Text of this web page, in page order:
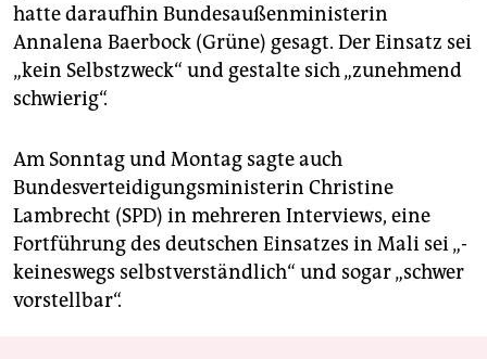
hatte daraufhin Bundesaußenministerin
Annalena Baerbock (Grüne) gesagt. Der Einsatz sei
„kein Selbstzweck“ und gestalte sich „zunehmend
schwierig“.
Am Sonntag und Montag sagte auch
Bundesverteidigungsministerin Christine
Lambrecht (SPD) in mehreren Interviews, eine
Fortführung des deutschen Einsatzes in Mali sei „­
kei­neswegs selbstverständlich“ und sogar „schwer
vorstellbar“.